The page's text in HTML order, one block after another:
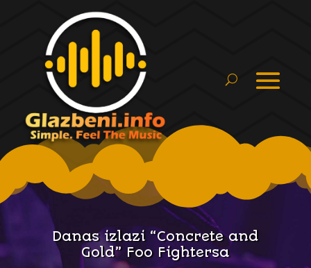
Danas izlazi “Concrete and
Gold” Foo Fightersa